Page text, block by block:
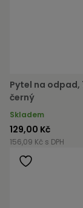
Pytel na odpad,
černý
Skladem
129,00 Kč
156,09 Kč s DPH